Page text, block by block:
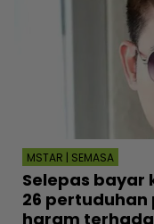
MSTAR | SEMASA
Selepas bayar
26
haram